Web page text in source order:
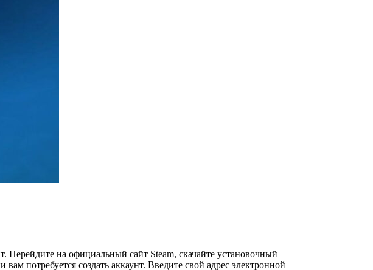
Перейдите на официальный сайт Steam, скачайте установочный
потребуется создать аккаунт. Введите свой адрес электронной